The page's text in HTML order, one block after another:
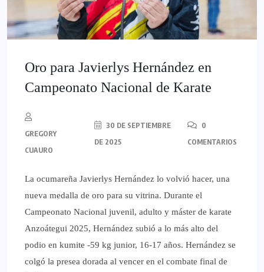
Oro para Javierlys Hernández en
Campeonato Nacional de Karate
GREGORY
CUAURO
30 DE SEPTIEMBRE
DE 2025
0
COMENTARIOS
La ocumareña Javierlys Hernández lo volvió hacer, una
nueva medalla de oro para su vitrina. Durante el
Campeonato Nacional juvenil, adulto y máster de karate
Anzoátegui 2025, Hernández subió a lo más alto del
podio en kumite -59 kg junior, 16-17 años. Hernández se
colgó la presea dorada al vencer en el combate final de